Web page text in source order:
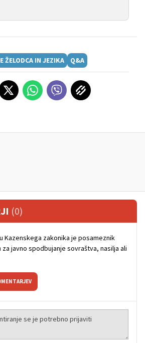
ŽELODCA IN JEZIKA Q&A
(0)
Kazenskega zakonika je posameznik
javno spodbujanje sovraštva, nasilja ali